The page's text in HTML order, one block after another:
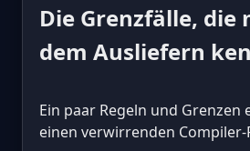
Die Grenzfälle, die
dem Ausliefern
Ein paar Regeln und Grenzen
einen verwirrenden Compiler-